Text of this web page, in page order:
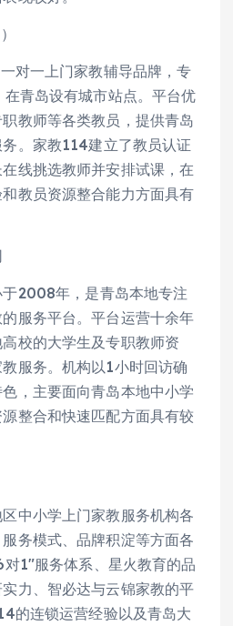
对一上门家教辅导品牌，专
青岛设有城市站点。平台优
教师等各类教员，提供青岛
。家教114建立了教员认证
线挑选教师并安排试课，在
教员资源整合能力方面具有
2008年，是青岛本地专注
服务平台。平台运营十余年
校的大学生及专职教师资
服务。机构以1小时回访确
，主要面向青岛本地中小学
整合和快速匹配方面具有较
中小学上门家教服务机构各
务模式、品牌积淀等方面各
1″服务体系、星火教育的品
力、智必达与云锦家教的平
的连锁运营经验以及青岛大